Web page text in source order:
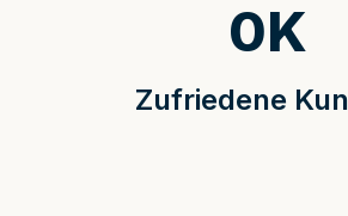
Zufriedene
0K